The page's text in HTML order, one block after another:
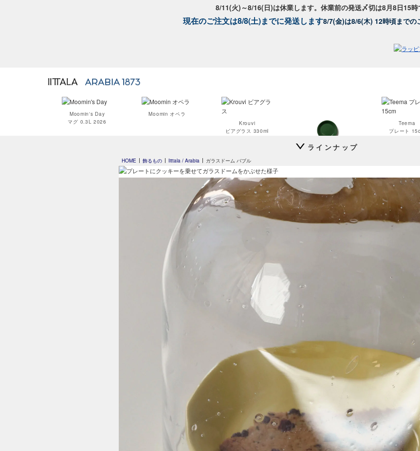
8/11(火)～8/16(日)は休業します。休業前の発送〆切は8月8日15時
現在のご注文は8/8(土)までに発送します8/7(金)は8/6(木) 12時頃までの
Moomin's Day
マグ 0.3L 2026
Moomin オペラ
Krouvi
ビアグラス 330ml
Teema
プレート
ラインナップ
HOME 飾るもの Iittala / Arabia ガラスドーム バブル